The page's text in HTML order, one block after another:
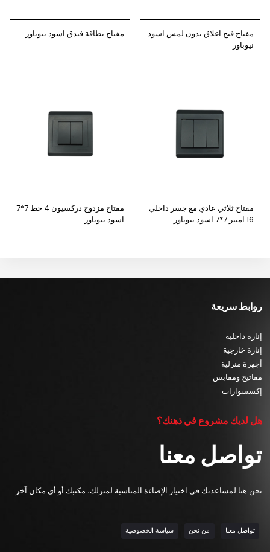
مفتاح فتح اغلاق بدون لمس اسود
نيوباور
مفتاح بطاقة فندق اسود نيوباور
مفتاح ثلاثي عادي مع جسر داخلي
16 امبير 7*7 اسود نيوباور
مفتاح مزدوج دركسيون 4 خط 7*7
اسود نيوباور
روابط سريعة
إنارة داخلية
إنارة خارجية
أجهزة منزلية
مفاتيح ومقابس
إكسسوارات
هل لديك مشروع في ذهنك؟
تواصل معنا
نحن هنا لمساعدتك في اختيار الإضاءة المناسبة لمنزلك، مكتبك أو أي مكان آخر.
تواصل معنا من نحن سياسة الخصوصية